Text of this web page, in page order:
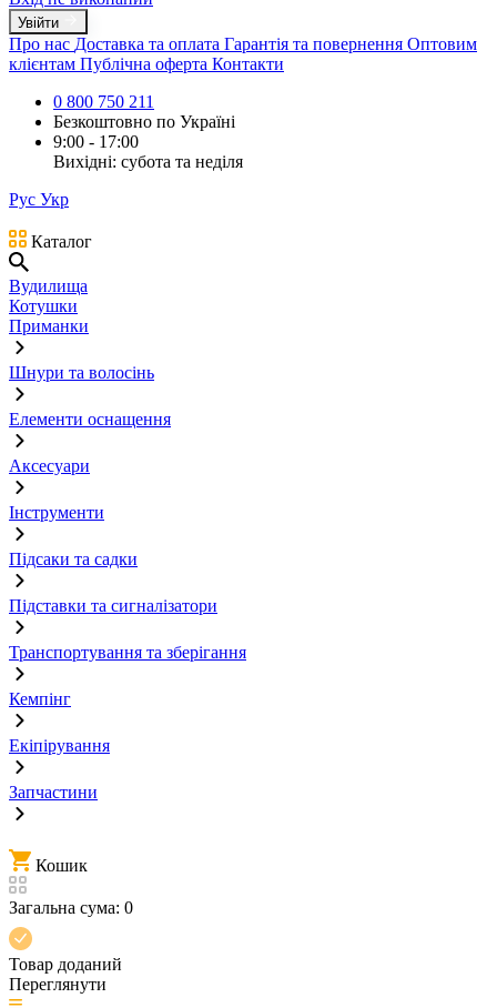
Увійти
Про нас Доставка та оплата Гарантія та повернення Оптовим
клієнтам Публічна оферта Контакти
0 800 750 211
Безкоштовно по Україні
9:00 - 17:00
Вихідні: субота та неділя
Рус Укр
Каталог
Вудилища
Котушки
Приманки
Шнури та волосінь
Елементи оснащення
Аксесуари
Інструменти
Підсаки та садки
Підставки та сигналізатори
Транспортування та зберігання
Кемпінг
Екіпірування
Запчастини
Кошик
Загальна сума: 0
Товар доданий
Переглянути